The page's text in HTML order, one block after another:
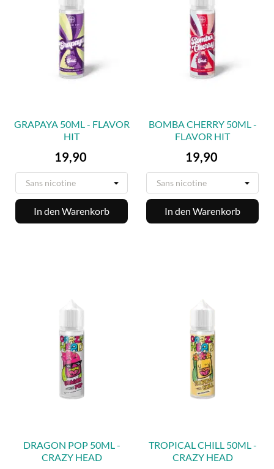
GRAPAYA 50ML - FLAVOR
HIT
Preis
19,90
In den Warenkorb
BOMBA CHERRY 50ML -
FLAVOR HIT
Preis
19,90
In den Warenkorb
DRAGON POP 50ML -
CRAZY HEAD
TROPICAL CHILL 50ML -
CRAZY HEAD